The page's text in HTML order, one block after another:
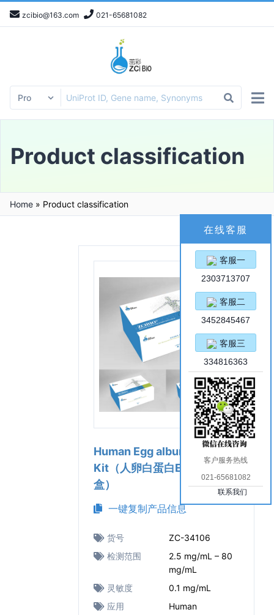
zcibio@163.com 021-65681082
Product classification
Home » Product classification
Human Egg albumin ELISA
Kit（人卵白蛋白ELISA试剂
盒）
一键复制产品信息
货号
ZC-34106
检测范围
2.5 mg/mL – 80
mg/mL
灵敏度
0.1 mg/mL
应用
Human
在线客服
客服一
2303713707
客服二
3452845467
客服三
334816363
客户服务热线
021-65681082
联系我们